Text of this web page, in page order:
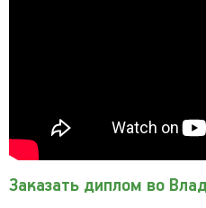
Заказать диплом во